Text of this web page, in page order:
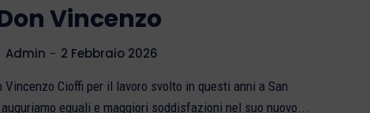
Vincenzo
Admin - 2 Febbraio 2026
Vincenzo Cioffi per il lavoro svolto in questi anni a San
eguali e maggiori soddisfazioni nel suo nuovo...